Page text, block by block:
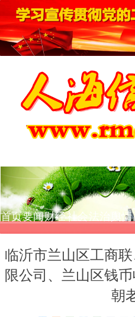
首页要闻财经社会法治 舆情
临沂市兰山区工商
限公司、兰山区钱
朝